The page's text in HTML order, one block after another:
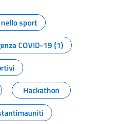
pagina
sport
COVID-19 (1)
Hackathon